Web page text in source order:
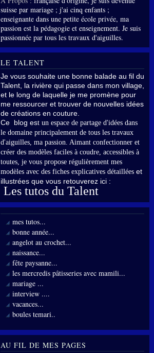
suisse par mariage ; j'ai cinq enfants ;
enseignante dans une petite école privée, ma
passion est la pédagogie et enseignement. Je suis
passionnée par tous les travaux d'aiguilles.
LE TALENT
Je vous souhaite une bonne balade au fil du
Talent, la rivière qui passe dans mon village,
et le long de laquelle je me promène pour
me ressourcer et trouver de nouvelles idées
de créations en couture.
Ce blog est un espace de partage d'idées dans
le domaine principalement de tous les travaux
d'aiguilles, ma passion. Aimant confectionner et
créer des modèles faciles à coudre, accessibles à
toutes, je vous propose régulièrement mes
modèles avec des fiches explicatives détaillées et
illustrées que vous retouverez ici :
Les tutos du Talent
mes tutos...
bonne année...
angelot au crochet...
naissance...
fête paysanne...
les mercredis pâtisseries avec mamili...
mariage ...
interview ....
vacances...
boules temari..
AU FIL DE MES PAGES